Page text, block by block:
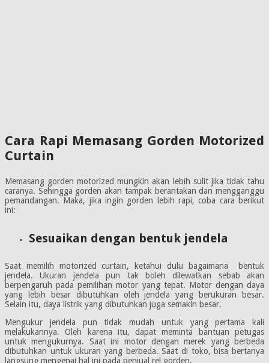
Cara Rapi Memasang Gorden Motorized
Curtain
Memasang gorden motorized mungkin akan lebih sulit jika tidak tahu
caranya. Sehingga gorden akan tampak berantakan dan mengganggu
pemandangan. Maka, jika ingin gorden lebih rapi, coba cara berikut
ini:
Sesuaikan dengan bentuk jendela
Saat memilih motorized curtain, ketahui dulu bagaimana bentuk
jendela. Ukuran jendela pun tak boleh dilewatkan sebab akan
berpengaruh pada pemilihan motor yang tepat. Motor dengan daya
yang lebih besar dibutuhkan oleh jendela yang berukuran besar.
Selain itu, daya listrik yang dibutuhkan juga semakin besar.
Mengukur jendela pun tidak mudah untuk yang pertama kali
melakukannya. Oleh karena itu, dapat meminta bantuan petugas
untuk mengukurnya. Saat ini motor dengan merek yang berbeda
dibutuhkan untuk ukuran yang berbeda. Saat di toko, bisa bertanya
langsung mengenai hal ini pada penjual rel gorden.